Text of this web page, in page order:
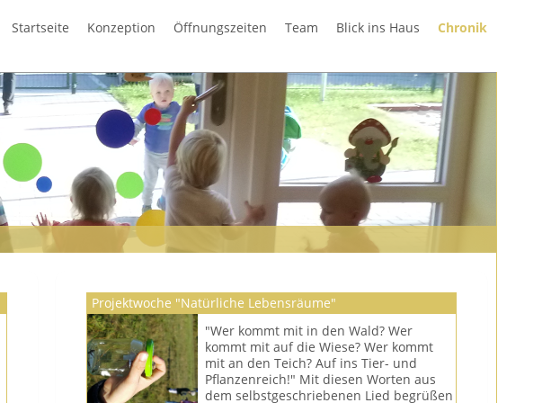
Chronik
Blick ins Haus
Team
Öffnungszeiten
Konzeption
Startseite
Projektwoche "Natürliche Lebensräume"
"Wer kommt mit in den Wald? Wer
kommt mit auf die Wiese? Wer kommt
mit an den Teich? Auf ins Tier- und
Pflanzenreich!" Mit diesen Worten aus
dem selbstgeschriebenen Lied begrüßen